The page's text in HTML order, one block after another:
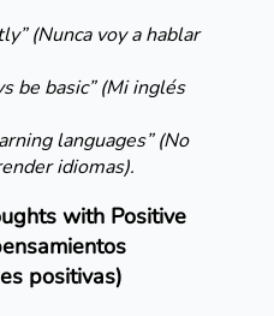
(Nunca voy a hablar
be basic” (Mi inglés
languages” (No
idiomas).
with Positive
positivas)